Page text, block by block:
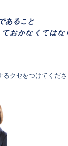
あること
おかなくてはな
クセをつけてくださ